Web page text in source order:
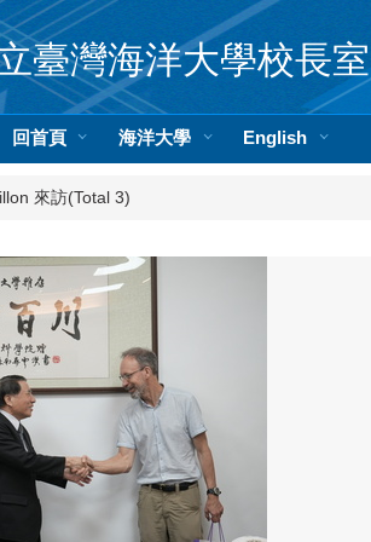
臺灣海洋大學校長室
回首頁 海洋大學 English
來訪(Total 3)